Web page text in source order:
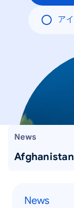
ア
News
Afghanistan
News